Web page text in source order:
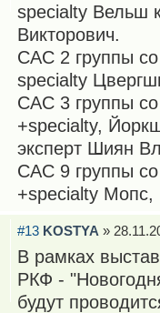
specialty Вельш
Викторович.
САС 2 группы
specialty
САС 3 группы
+specialty,
эксперт Шиян
САС 9 группы
+specialty Мопс,
#13 KOSTYA »
В рамках
РКФ -
будут